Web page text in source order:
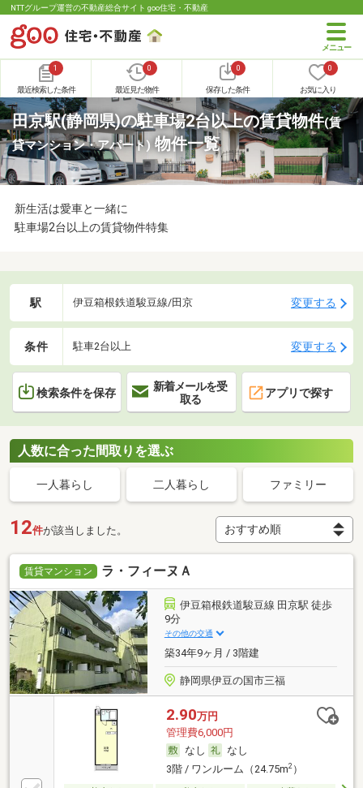
NTTグループ運営の不動産総合サイト goo住宅・不動産
1
最近検索した条件
0
最近見た物件
0
保存した条件
0
お気に入り
田京駅(静岡県)の駐車場2台以上の賃貸物件(賃
貸マンション・アパート) 物件一覧
新生活は愛車と一緒に
駐車場2台以上の賃貸物件特集
駅 伊豆箱根鉄道駿豆線/田京 変更する
条件 駐車2台以上 変更する
検索条件を保存
新着メールを受
取る
アプリで探す
人数に合った間取りを選ぶ
一人暮らし 二人暮らし ファミリー
12件が該当しました。
賃貸マンション ラ・フィーヌＡ
伊豆箱根鉄道駿豆線 田京駅 徒歩
9分
その他の交通
築34年9ヶ月 / 3階建
静岡県伊豆の国市三福
2.90万円
管理費6,000円
なし
なし
3階 / ワンルーム（24.75m2）